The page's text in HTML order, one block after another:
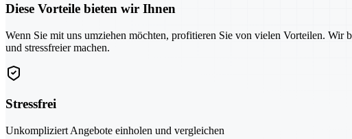
Diese Vorteile bieten wir Ihnen
Wenn Sie mit uns umziehen möchten, profitieren Sie von vielen Vorteilen.
und stressfreier machen.
Stressfrei
Unkompliziert Angebote einholen und vergleichen